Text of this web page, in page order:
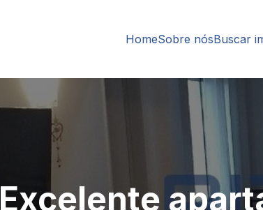
HomeSobre nósBuscar
Excelente